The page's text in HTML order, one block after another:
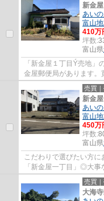
新金
あい
富山
410万
坪数:
富山県
「新金屋１丁目Ý売地
金屋郵便局があります。
ッピングスクエアサン
売買
新金
あい
富山
450万
坪数:
富山県
こだわりで選びたい方
「新金屋一丁目」◎大
(188m)が直ぐ近く◎魚津
売買
大海